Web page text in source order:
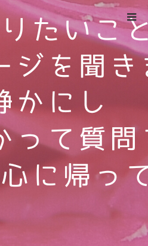
1 to be string, object given
public_html/wp-
line4343
稿14